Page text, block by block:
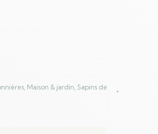
Maison & jardin Sapins de